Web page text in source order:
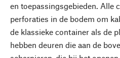
en toepassingsgebieden. Alle
perforaties in de bodem om
de klassieke container als de
hebben deuren die aan de